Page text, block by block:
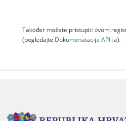
Također možete pristupiti ovom
(pogledajte Dokumenаtаcijа API-jа).